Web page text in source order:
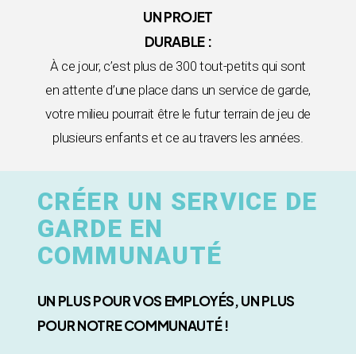
UN PROJET
DURABLE :
À ce jour, c’est plus de 300 tout-petits qui sont
en attente d’une place dans un service de garde,
votre milieu pourrait être le futur terrain de jeu de
plusieurs enfants et ce au travers les années.
CRÉER UN SERVICE DE
GARDE EN
COMMUNAUTÉ
UN PLUS POUR VOS EMPLOYÉS, UN PLUS
POUR NOTRE COMMUNAUTÉ !